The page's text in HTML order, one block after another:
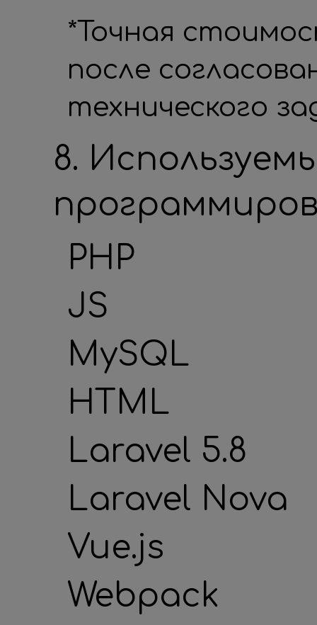
*Точная
после
технического
8.
PHP
JS
MySQL
HTML
Laravel 5.8
Laravel Nova
Vue.js
Webpack